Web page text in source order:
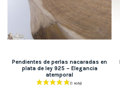
Pendientes de perlas nacaradas en
plata de ley 925 – Elegancia
atemporal